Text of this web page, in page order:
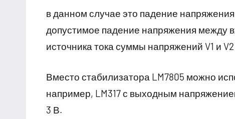
в данном случае это падение
допустимое падение напряжения между
источника тока суммы напряжений V1 и
Вместо стабилизатора LM7805 можно
например, LM317 с выходным
3 В.